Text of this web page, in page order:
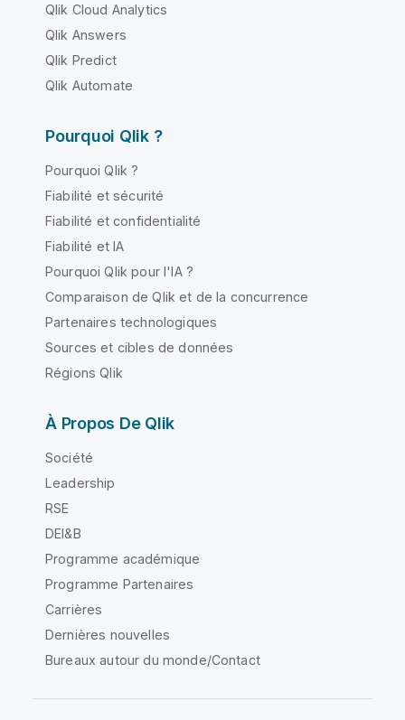
Qlik Cloud Analytics
Qlik Answers
Qlik Predict
Qlik Automate
Pourquoi Qlik ?
Pourquoi Qlik ?
Fiabilité et sécurité
Fiabilité et confidentialité
Fiabilité et IA
Pourquoi Qlik pour l'IA ?
Comparaison de Qlik et de la concurrence
Partenaires technologiques
Sources et cibles de données
Régions Qlik
À Propos De Qlik
Société
Leadership
RSE
DEI&B
Programme académique
Programme Partenaires
Carrières
Dernières nouvelles
Bureaux autour du monde/Contact